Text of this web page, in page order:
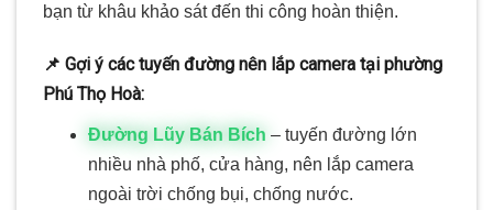
bạn từ khâu khảo sát đến thi công hoàn thiện.
📌 Gợi ý các tuyến đường nên lắp camera tại phường
Phú Thọ Hoà:
Đường Lũy Bán Bích – tuyến đường lớn
nhiều nhà phố, cửa hàng, nên lắp camera
ngoài trời chống bụi, chống nước.